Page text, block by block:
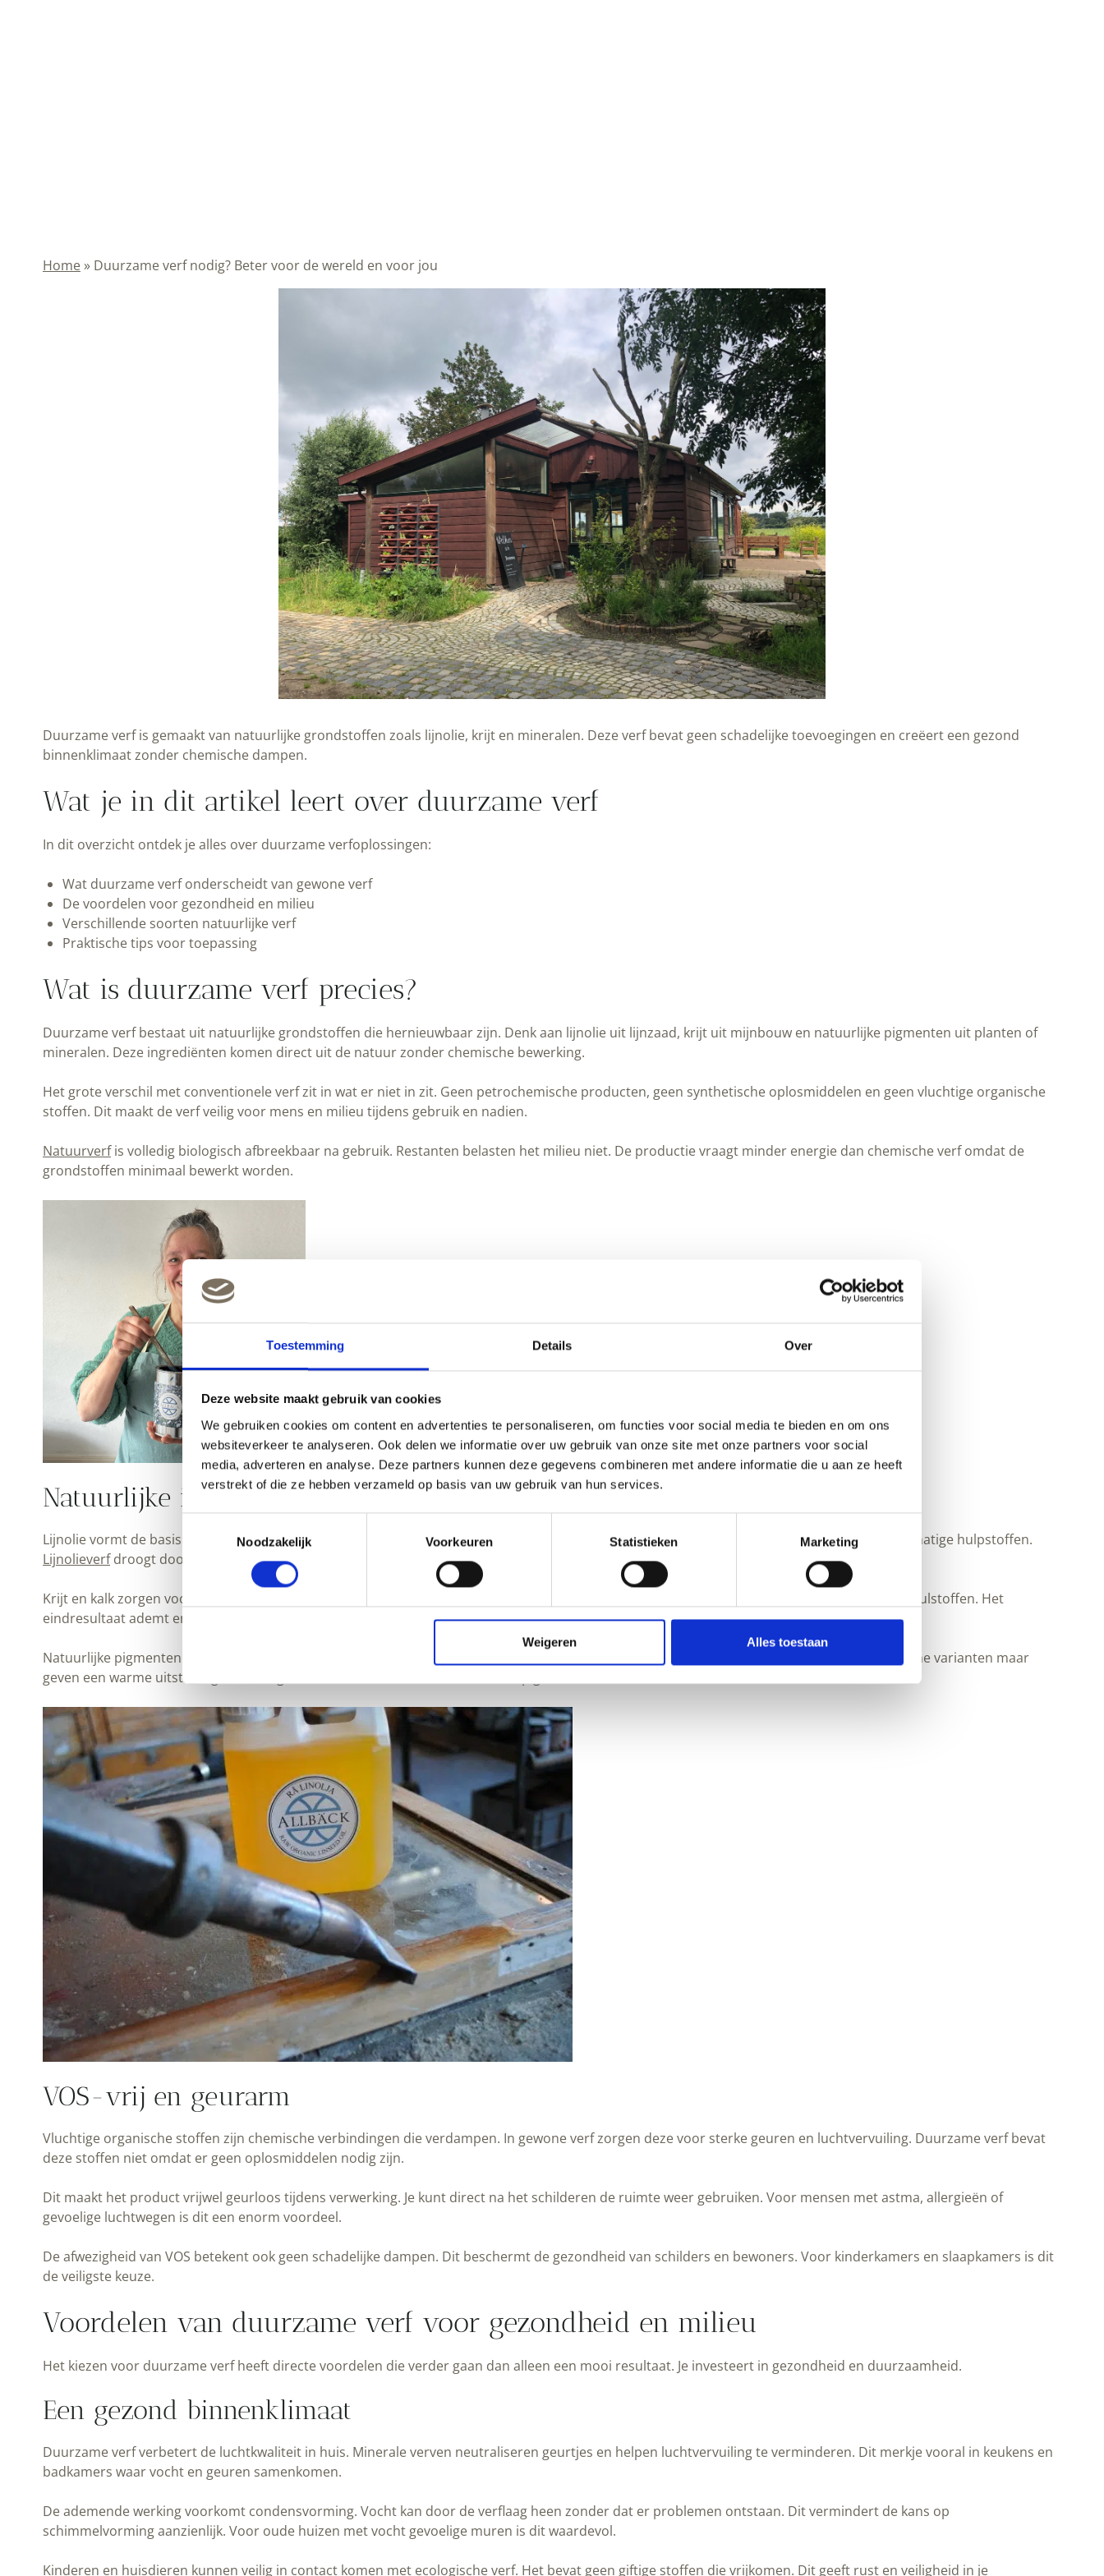
Toestemming Details Over
Deze website maakt gebruik van cookies
We gebruiken cookies om content en advertenties te personaliseren, om functies voor social media te bieden en om ons
websiteverkeer te analyseren. Ook delen we informatie over uw gebruik van onze site met onze partners voor social
media, adverteren en analyse. Deze partners kunnen deze gegevens combineren met andere informatie die u aan ze heeft
verstrekt of die ze hebben verzameld op basis van uw gebruik van hun services.
Noodzakelijk
Voorkeuren Statistieken Marketing
Weigeren Alles toestaan
Home» Duurzame verf nodig? Beter voor de wereld en voor jou
Duurzame verf is gemaakt van natuurlijke grondstoffen zoals lijnolie, krijt en mineralen. Deze verf bevat geen schadelijke toevoegingen en creëert een gezond
binnenklimaat zonder chemische dampen.
Wat je in dit artikel leert over duurzame verf
In dit overzicht ontdek je alles over duurzame verfoplossingen:
Wat duurzame verf onderscheidt van gewone verf
De voordelen voor gezondheid en milieu
Verschillende soorten natuurlijke verf
Praktische tips voor toepassing
Wat is duurzame verf precies?
Duurzame verf bestaat uit natuurlijke grondstoffen die hernieuwbaar zijn. Denk aan lijnolie uit lijnzaad, krijt uit mijnbouw en natuurlijke pigmenten uit planten of
mineralen. Deze ingrediënten komen direct uit de natuur zonder chemische bewerking.
Het grote verschil met conventionele verf zit in wat er niet in zit. Geen petrochemische producten, geen synthetische oplosmiddelen en geen vluchtige organische
stoffen. Dit maakt de verf veilig voor mens en milieu tijdens gebruik en nadien.
Natuurverfis volledig biologisch afbreekbaar na gebruik. Restanten belasten het milieu niet. De productie vraagt minder energie dan chemische verf omdat de
grondstoffen minimaal bewerkt worden.
Natuurlijke ingrediënten in duurzame verf
Lijnolie vormt de basis van veel duurzame verven. Deze olie komt uit gecontroleerde teelt van vlasvelden. Het bindt pigmenten zonder kunstmatige hulpstoffen.
Lijnolieverfdroogt door oxidatie met lucht in plaats van door verdamping van oplosmiddelen.
Krijt en kalk zorgen voor dekking en structuur. Deze mineralen komen uit natuurlijke bronnen. Ze geven de verf volume zonder synthetische vulstoffen. Het
eindresultaat ademt en reguleert vocht op natuurlijke wijze.
Natuurlijke pigmenten bepalen de kleur. Deze komen uit gekleurd krijt, okers of plantaardige bronnen. De kleuren zijn zachter dan synthetische varianten maar
geven een warme uitstraling. Ze vervagen niet door zonlicht zoals chemische pigmenten.
VOS-vrij en geurarm
Vluchtige organische stoffen zijn chemische verbindingen die verdampen. In gewone verf zorgen deze voor sterke geuren en luchtvervuiling. Duurzame verf bevat
deze stoffen niet omdat er geen oplosmiddelen nodig zijn.
Dit maakt het product vrijwel geurloos tijdens verwerking. Je kunt direct na het schilderen de ruimte weer gebruiken. Voor mensen met astma, allergieën of
gevoelige luchtwegen is dit een enorm voordeel.
De afwezigheid van VOS betekent ook geen schadelijke dampen. Dit beschermt de gezondheid van schilders en bewoners. Voor kinderkamers en slaapkamers is dit
de veiligste keuze.
Voordelen van duurzame verf voor gezondheid en milieu
Het kiezen voor duurzame verf heeft directe voordelen die verder gaan dan alleen een mooi resultaat. Je investeert in gezondheid en duurzaamheid.
Een gezond binnenklimaat
Duurzame verf verbetert de luchtkwaliteit in huis. Minerale verven neutraliseren geurtjes en helpen luchtvervuiling te verminderen. Dit merkje vooral in keukens en
badkamers waar vocht en geuren samenkomen.
De ademende werking voorkomt condensvorming. Vocht kan door de verflaag heen zonder dat er problemen ontstaan. Dit vermindert de kans op
schimmelvorming aanzienlijk. Voor oude huizen met vocht gevoelige muren is dit waardevol.
Kinderen en huisdieren kunnen veilig in contact komen met ecologische verf. Het bevat geen giftige stoffen die vrijkomen. Dit geeft rust en veiligheid in je
AANMELDEN